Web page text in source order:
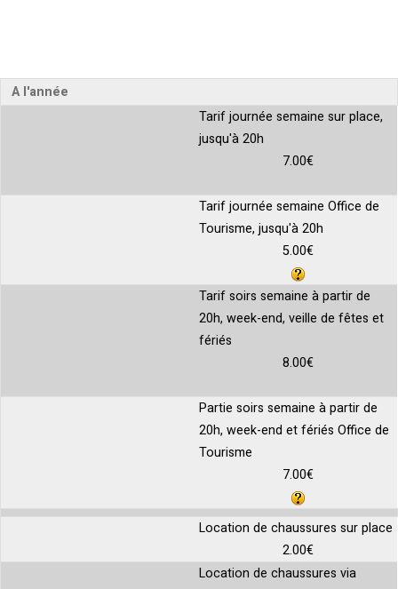
A l'année
Tarif journée semaine sur place,
jusqu'à 20h
7.00€
Tarif journée semaine Office de
Tourisme, jusqu'à 20h
5.00€
Tarif soirs semaine à partir de
20h, week-end, veille de fêtes et
fériés
8.00€
Partie soirs semaine à partir de
20h, week-end et fériés Office de
Tourisme
7.00€
Location de chaussures sur place
2.00€
Location de chaussures via